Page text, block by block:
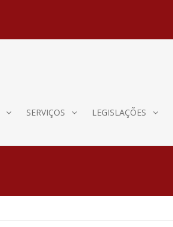
SERVIÇOS LEGISLAÇÕES